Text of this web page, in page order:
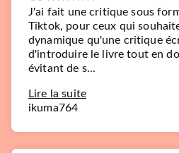
J'ai fait une critique sous
Tiktok, pour ceux qui
dynamique qu'une critique
d'introduire le livre tout en
évitant de s...
Lire la suite
ikuma764